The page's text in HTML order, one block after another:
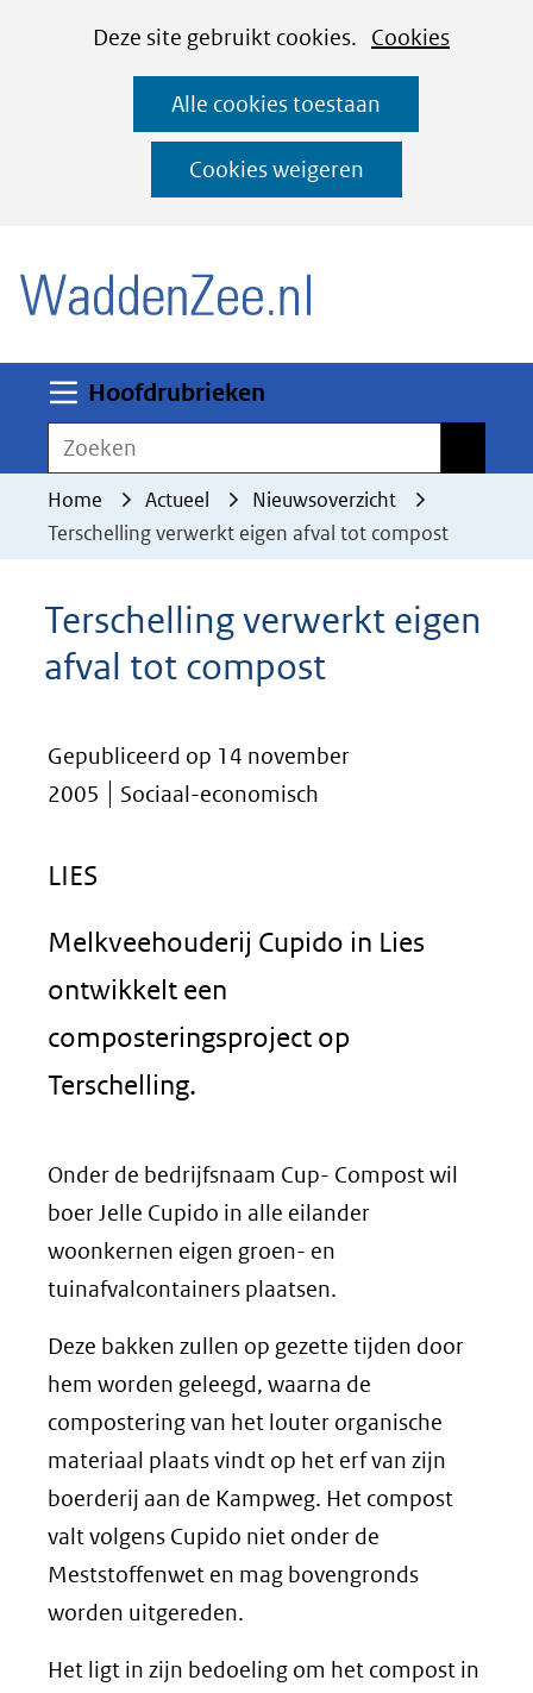
CookiesDeze site gebruikt cookies. Cookies
deze
worden
toegestaan
geweigerd.
Alle cookies toestaan
Cookies weigeren
Ga
naar
de
inhoud
Hoofdrubrieken
Zoeken
Home Actueel
Nieuwsoverzicht
Terschelling verwerkt eigen afval tot compost
Terschelling verwerkt eigen
afval tot compost
Gepubliceerd op 14 november
2005
Sociaal-economisch
LIES
Melkveehouderij Cupido in Lies
ontwikkelt een
composteringsproject op
Terschelling.
Onder de bedrijfsnaam Cup- Compost wil
boer Jelle Cupido in alle eilander
woonkernen eigen groen- en
tuinafvalcontainers plaatsen.
Deze bakken zullen op gezette tijden door
hem worden geleegd, waarna de
compostering van het louter organische
materiaal plaats vindt op het erf van zijn
boerderij aan de Kampweg. Het compost
valt volgens Cupido niet onder de
Meststoffenwet en mag bovengronds
worden uitgereden.
Het ligt in zijn bedoeling om het compost in